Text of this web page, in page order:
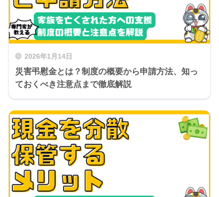
2026年1月14日
災害弔慰金とは？制度の概要から申請方法、知っ
ておくべき注意点まで徹底解説